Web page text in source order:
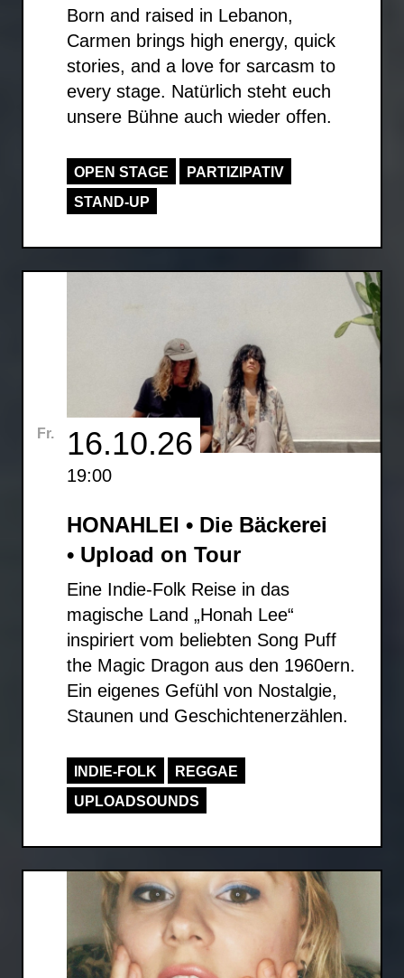
Born and raised in Lebanon,
Carmen brings high energy, quick
stories, and a love for sarcasm to
every stage. Natürlich steht euch
unsere Bühne auch wieder offen.
OPEN STAGE
PARTIZIPATIV
STAND-UP
Fr. 16.10.26
19:00
HONAHLEI • Die Bäckerei
• Upload on Tour
Eine Indie-Folk Reise in das
magische Land „Honah Lee“
inspiriert vom beliebten Song Puff
the Magic Dragon aus den 1960ern.
Ein eigenes Gefühl von Nostalgie,
Staunen und Geschichtenerzählen.
INDIE-FOLK
REGGAE
UPLOADSOUNDS